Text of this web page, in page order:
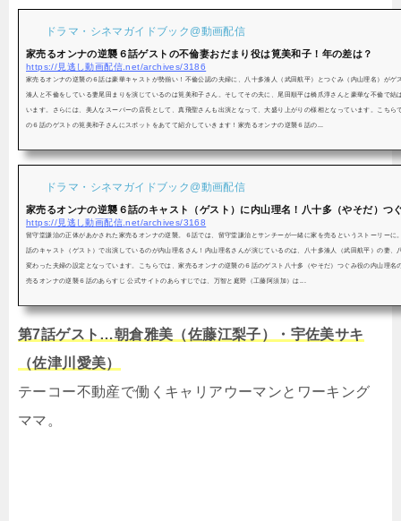
ドラマ・シネマガイドブック@動画配信
家売るオンナの逆襲６話ゲストの不倫妻おだまり役は筧美和子！年の差は？
https://見逃し動画配信.net/archives/3186
家売るオンナの逆襲の６話は豪華キャストが勢揃い！不倫公認の夫婦に、八十多湊人（武田航平）とつぐみ（内山理名）がゲ
湊人と不倫をしている妻尾田まりを演じているのは筧美和子さん。そしてその夫に、尾田順平は橋爪淳さんと豪華な不倫で結
います。さらには、美人なスーパーの店長として、真飛聖さんも出演となって、大盛り上がりの様相となっています。こちら
の６話のゲストの筧美和子さんにスポットをあてて紹介していきます！家売るオンナの逆襲６話の...
ドラマ・シネマガイドブック@動画配信
家売るオンナの逆襲６話のキャスト（ゲスト）に内山理名！八十多（やそだ）つ
https://見逃し動画配信.net/archives/3168
留守堂謙治の正体があかされた家売るオンナの逆襲。６話では、留守堂謙治とサンチーが一緒に家を売るというストーリーに
話のキャスト（ゲスト）で出演しているのが内山理名さん！内山理名さんが演じているのは、八十多湊人（武田航平）の妻、
変わった夫婦の設定となっています。こちらでは、家売るオンナの逆襲の６話のゲスト八十多（やそだ）つぐみ役の内山理名
売るオンナの逆襲６話のあらすじ 公式サイトのあらすじでは、万智と庭野（工藤阿須加）は...
第7話ゲスト…朝倉雅美（佐藤江梨子）・宇佐美サキ
（佐津川愛美）
テーコー不動産で働くキャリアウーマンとワーキング
ママ。